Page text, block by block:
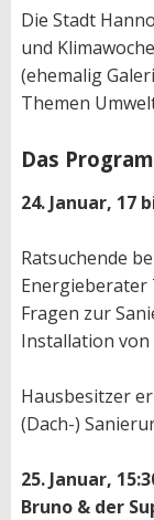
Die Stadt
und
(ehemalig
Themen
Das
24. Januar, 17
Ratsuchende
Energieberater
Fragen zur
Installation von
Hausbesitzer
(Dach-)
25. Januar,
Bruno & der